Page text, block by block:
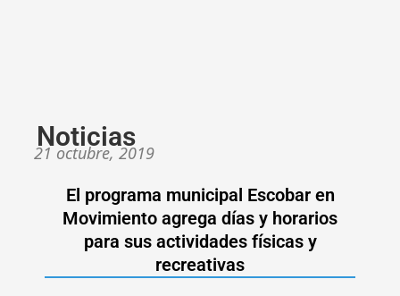
Noticias
21 octubre, 2019
El programa municipal Escobar en
Movimiento agrega días y horarios
para sus actividades físicas y
recreativas